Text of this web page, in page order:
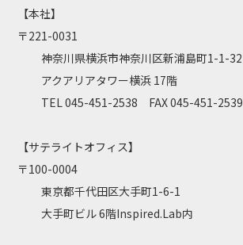
【本社】
〒221-0031
神奈川県横浜市神奈川区新浦島町1-1-32
アクアリアタワー横浜 17階
TEL 045-451-2538 FAX 045-451-2539
【サテライトオフィス】
〒100-0004
東京都千代田区大手町1-6-1
大手町ビル 6階Inspired.Lab内